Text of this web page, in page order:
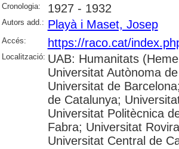
Cronologia: 1927 - 1932
Autors add.: Playà i Maset, Josep
Accés: https://raco.cat/
Localització: UAB: Humanitats
Universitat Autònoma
Universitat de
de Catalunya;
Universitat Politècnica
Fabra; Universitat
Universitat Central de